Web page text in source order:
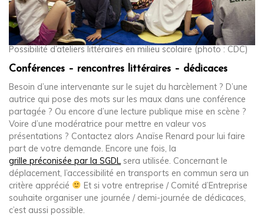
Possibilité d’ateliers littéraires en milieu scolaire (photo : CDC)
Conférences – rencontres littéraires – dédicaces
Besoin d’une intervenante sur le sujet du harcèlement ? D’une
autrice qui pose des mots sur les maux dans une conférence
partagée ? Ou encore d’une lecture publique mise en scène ?
Voire d’une modératrice pour mettre en valeur vos
présentations ? Contactez alors Anaïse Renard pour lui faire
part de votre demande. Encore une fois, la
grille préconisée par la SGDL sera utilisée. Concernant le
déplacement, l’accessibilité en transports en commun sera un
critère apprécié
Et si votre entreprise / Comité d’Entreprise
souhaite organiser une journée / demi-journée de dédicaces,
c’est aussi possible.